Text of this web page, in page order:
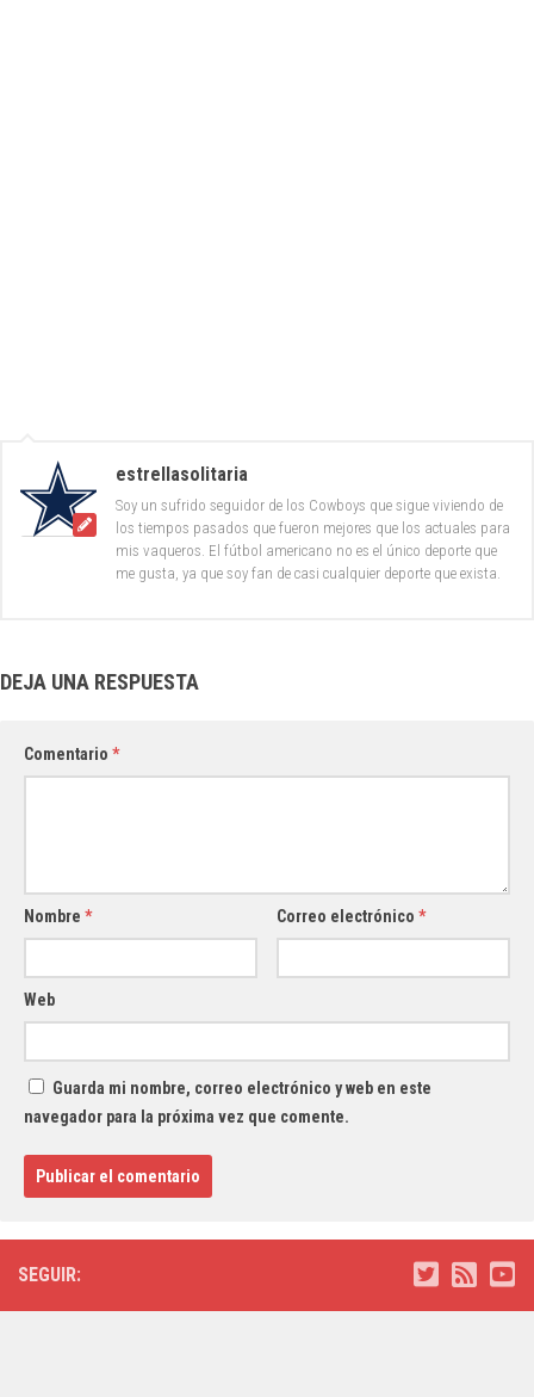
estrellasolitaria
Soy un sufrido seguidor de los Cowboys que sigue viviendo de
los tiempos pasados que fueron mejores que los actuales para
mis vaqueros. El fútbol americano no es el único deporte que
me gusta, ya que soy fan de casi cualquier deporte que exista.
DEJA UNA RESPUESTA
Comentario *
Nombre * Correo electrónico*
Web
Guarda mi nombre, correo electrónico y web en este
navegador para la próxima vez que comente.
SEGUIR: